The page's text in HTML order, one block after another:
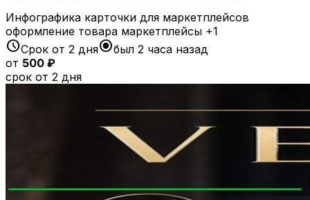
Инфографика карточки для маркетплейсов
оформление товара маркетплейсы +1
scheduleСрок от 2 дняradio_button_checkedбыл 2 часа назад
от 500 ₽
срок от 2 дня